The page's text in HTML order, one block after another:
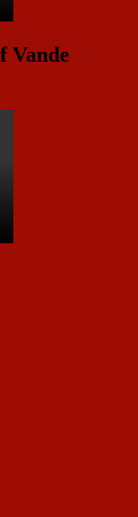
Vande